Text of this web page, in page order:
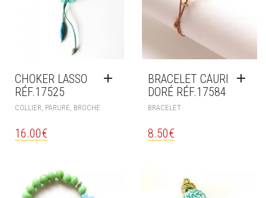
CHOKER LASSO
RÉF.17525
COLLIER, PARURE, BROCHE
16.00€
BRACELET CAURI
DORÉ RÉF.17584
BRACELET
8.50€